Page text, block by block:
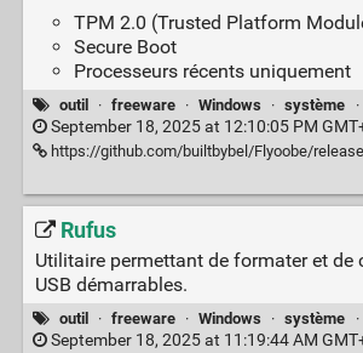
TPM 2.0 (Trusted Platform
Secure Boot
Processeurs récents uniquement
outil · freeware · Windows · système ·
September 18, 2025 at 12:10:05 PM
https://github.com/builtbybel/Flyoobe/
Rufus
Utilitaire permettant de formater et de
USB démarrables.
outil · freeware · Windows · système ·
September 18, 2025 at 11:19:44 AM